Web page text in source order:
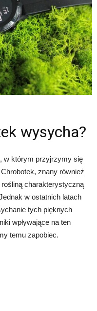
wysycha?
w którym przyjrzymy się
znany również
rośliną charakterystyczną
w ostatnich latach
tych pięknych
wpływające na ten
temu zapobiec.